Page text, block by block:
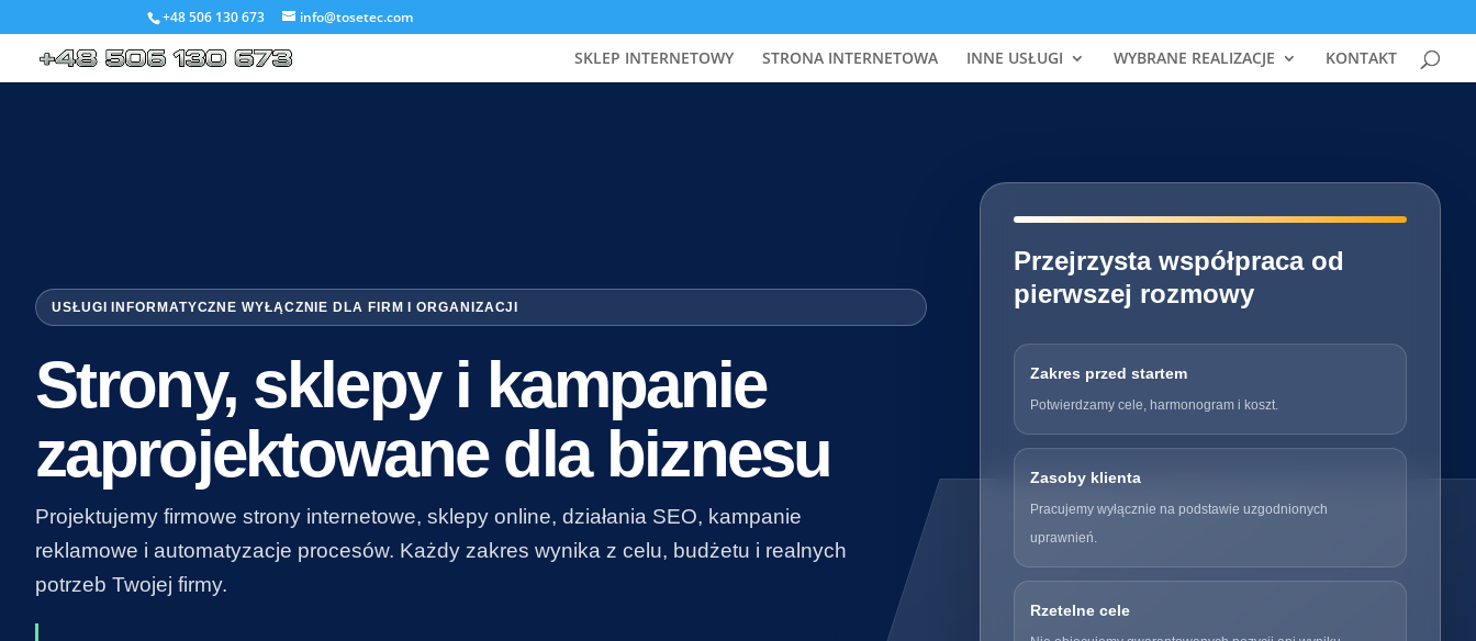
+48 506 130 673 info@tosetec.com
SKLEP INTERNETOWY STRONA INTERNETOWA INNE USŁUGI WYBRANE REALIZACJE KONTAKT
USŁUGI INFORMATYCZNE WYŁĄCZNIE DLA FIRM I ORGANIZACJI
Strony, sklepy i kampanie
zaprojektowane dla biznesu
Projektujemy firmowe strony internetowe, sklepy online, działania SEO, kampanie
reklamowe i automatyzacje procesów. Każdy zakres wynika z celu, budżetu i realnych
potrzeb Twojej firmy.
━━━━━━━━━━━━━━━━━━━━━━━━━━━━
Przejrzysta współpraca od
pierwszej rozmowy
Zakres przed startem
Potwierdzamy cele, harmonogram i koszt.
Zasoby klienta
Pracujemy wyłącznie na podstawie uzgodnionych
uprawnień.
Rzetelne cele